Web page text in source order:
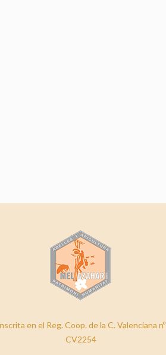
en el Reg. Coop. de la C. Valenciana nº
CV2254